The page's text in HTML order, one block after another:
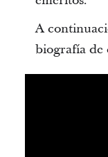
A
biografía de